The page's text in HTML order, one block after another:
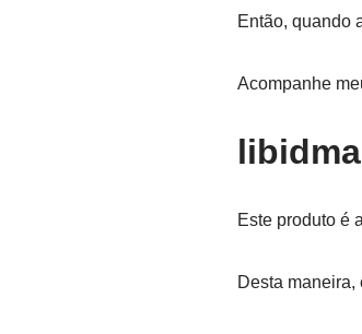
Então, quando
Acompanhe
Este produto é
Desta maneira,